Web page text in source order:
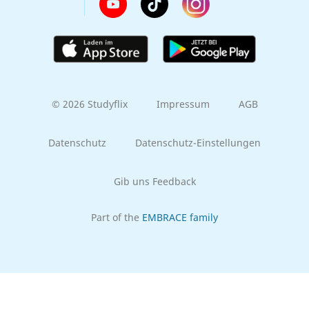
© 2026 Studyflix Impressum AGB
Datenschutz Datenschutz-Einstellungen
Gib uns Feedback
Part of the EMBRACE family